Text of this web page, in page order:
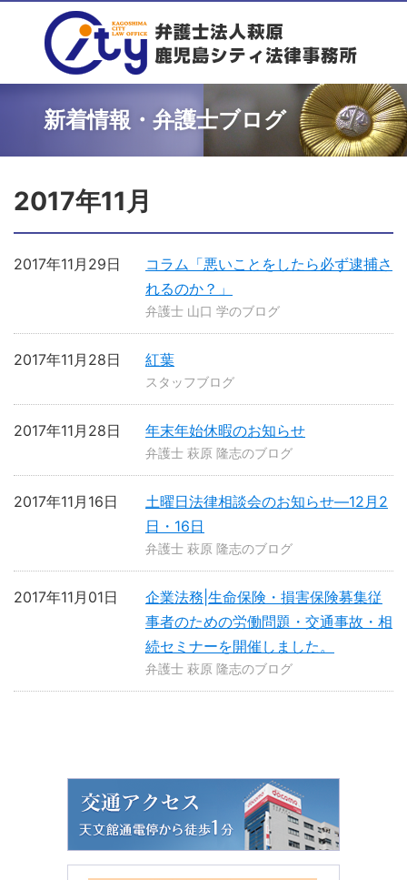
新着情報・弁護士ブログ
2017年11月
コラム「悪いことをしたら必ず逮捕さ
れるのか？」
2017年11月29日
弁護士 山口 学のブログ
紅葉
2017年11月28日
スタッフブログ
年末年始休暇のお知らせ
2017年11月28日
弁護士 萩原 隆志のブログ
土曜日法律相談会のお知らせ―12月2
日・16日
2017年11月16日
弁護士 萩原 隆志のブログ
企業法務|生命保険・損害保険募集従
事者のための労働問題・交通事故・相
続セミナーを開催しました。
2017年11月01日
弁護士 萩原 隆志のブログ